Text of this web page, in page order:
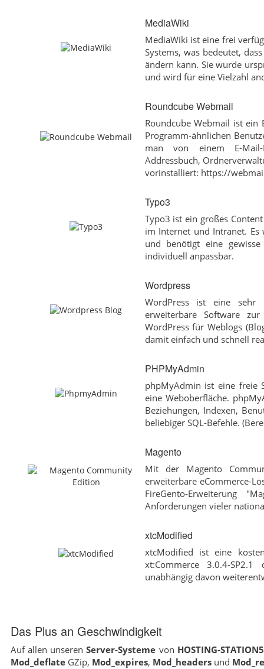
MediaWiki
MediaWiki ist eine frei
Systems, was bedeutet,
ändern kann. Sie wurde
und wird für eine Vielzahl
Roundcube Webmail
Roundcube Webmail ist ein
Programm-ähnlichen
man von einem E-Mail-
Addressbuch,
vorinstalliert: https://
Typo3
Typo3 ist ein großes
im Internet und Intranet.
und benötigt eine
individuell anpassbar.
Wordpress
WordPress ist eine sehr
erweiterbare Software
WordPress für Weblogs
damit einfach und schnell
PHPMyAdmin
phpMyAdmin ist eine freie
eine Weboberfläche.
Beziehungen, Indexen,
beliebiger SQL-Befehle.
Magento
Mit der Magento
erweiterbare eCommerce-
FireGento-Erweiterung
Anforderungen vieler
xtcModified
xtcModified ist eine
xt:Commerce 3.0.4-
unabhängig davon
Das Plus an Geschwindigkeit
Auf allen unserenServer-Systeme von HOSTING-
Mod_deflate GZip, Mod_expires, Mod_headers und